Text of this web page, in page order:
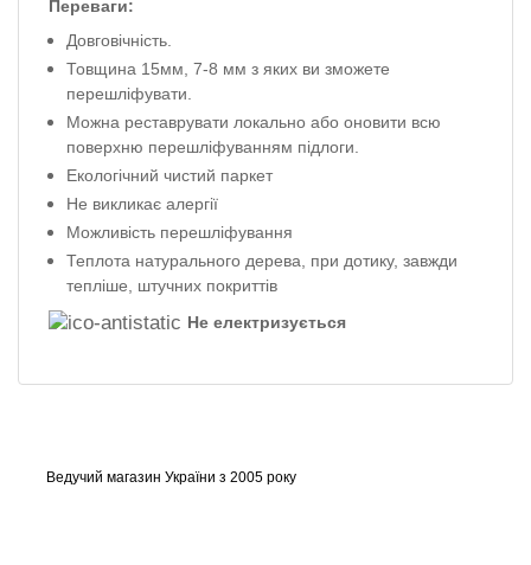
Переваги:
Довговічність.
Товщина 15мм, 7-8 мм з яких ви зможете
перешліфувати.
Можна реставрувати локально або оновити всю
поверхню перешліфуванням підлоги.
Екологічний чистий паркет
Не викликає алергії
Можливість перешліфування
Теплота натурального дерева, при дотику, завжди
тепліше, штучних покриттів
Не електризується
Ведучий магазин України з 2005 року